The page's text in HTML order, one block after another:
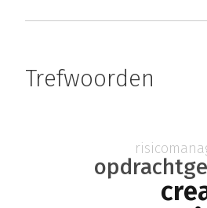
Trefwoorden